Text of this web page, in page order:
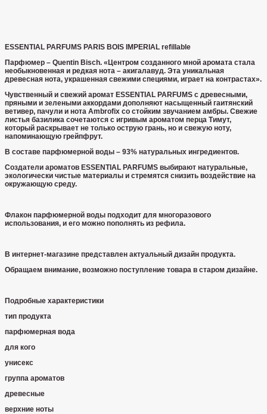
ESSENTIAL PARFUMS PARIS BOIS IMPERIAL refillable
Парфюмер – Quentin Bisch. «Центром созданного мной аромата стала
необыкновенная и редкая нота – акигалавуд. Эта уникальная
древесная нота, украшенная свежими специями, играет на контрастах».
Чувственный и свежий аромат ESSENTIAL PARFUMS с древесными,
пряными и зелеными аккордами дополняют насыщенный гаитянский
ветивер, пачули и нота Ambrofix со стойким звучанием амбры. Свежие
листья базилика сочетаются с игривым ароматом перца Тимут,
который раскрывает не только острую грань, но и свежую ноту,
напоминающую грейпфрут.
В составе парфюмерной воды – 93% натуральных ингредиентов.
Создатели ароматов ESSENTIAL PARFUMS выбирают натуральные,
экологически чистые материалы и стремятся снизить воздействие на
окружающую среду.
Флакон парфюмерной воды подходит для многоразового
использования, и его можно пополнять из рефила.
В интернет-магазине представлен актуальный дизайн продукта.
Обращаем внимание, возможно поступление товара в старом дизайне.
Подробные характеристики
тип продукта
парфюмерная вода
для кого
унисекс
группа ароматов
древесные
верхние ноты